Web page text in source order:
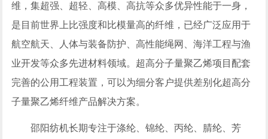
维，集超强、超轻、高模、高抗等众多优异性能于一身，
是目前世界上比强度和比模量高的纤维，已经广泛应用于
航空航天、人体与装备防护、高性能绳网、海洋工程与渔
业开发等众多先进材料领域。超高分子量聚乙烯项目配套
完善的公用工程装置，可以为细分客户提供差别化超高分
子量聚乙烯纤维产品解决方案。
邵阳纺机长期专注于涤纶、锦纶、丙纶、腈纶、芳